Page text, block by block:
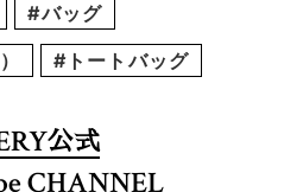
#バッグ
#トートバッグ
公式
CHANNEL